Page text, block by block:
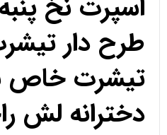
اسپرت نخ
طرح دار
تیشرت خاص
دخترانه لش